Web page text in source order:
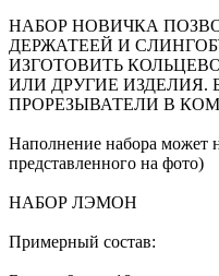
НАБОР НОВИЧКА
ДЕРЖАТЕЕЙ И
ИЗГОТОВИТЬ
ИЛИ ДРУГИЕ ИЗДЕЛИЯ.
ПРОРЕЗЫВАТЕЛИ В
Наполнение набора может
представленного на фото)
НАБОР ЛЭМОН
Примерный состав: